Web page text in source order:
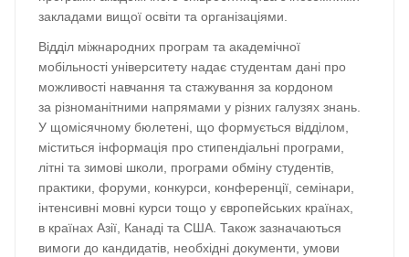
закладами вищої освіти та організаціями.
Відділ міжнародних програм та академічної
мобільності університету надає студентам дані про
можливості навчання та стажування за кордоном
за різноманітними напрямами у різних галузях знань.
У щомісячному бюлетені, що формується відділом,
міститься інформація про стипендіальні програми,
літні та зимові школи, програми обміну студентів,
практики, форуми, конкурси, конференції, семінари,
інтенсивні мовні курси тощо у європейських країнах,
в країнах Азії, Канаді та США. Також зазначаються
вимоги до кандидатів, необхідні документи, умови